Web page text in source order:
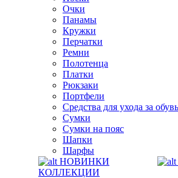
Очки
Панамы
Кружки
Перчатки
Ремни
Полотенца
Платки
Рюкзаки
Портфели
Средства для ухода за
Сумки
Сумки на пояс
Шапки
Шарфы
НОВИНКИ
КОЛЛЕКЦИИ